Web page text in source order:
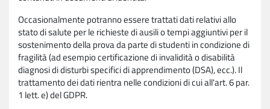
Occasionalmente potranno essere trattati dati relativi allo
stato di salute per le richieste di ausili o tempi aggiuntivi per il
sostenimento della prova da parte di studenti in condizione di
fragilità (ad esempio certificazione di invalidità o disabilità
diagnosi di disturbi specifici di apprendimento (DSA), ecc.). Il
trattamento dei dati rientra nelle condizioni di cui all'art. 6 par.
1 lett. e) del GDPR.